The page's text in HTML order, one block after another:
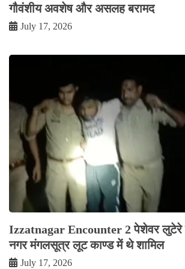
गौवंशीय अवशेष और असलह बरामद
July 17, 2026
Izzatnagar Encounter 2 पेशेवर लुटेरे
नगर मंगलसूत्र लूट काण्‍ड में थे शामिल
July 17, 2026